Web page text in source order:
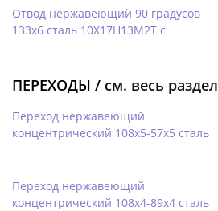
Отвод нержавеющий 90 градусов
133х6 сталь 10Х17Н13М2Т с
ПЕРЕХОДЫ / см. весь раздел
Переход нержавеющий
концентрический 108х5-57х5 сталь
Переход нержавеющий
концентрический 108х4-89х4 сталь